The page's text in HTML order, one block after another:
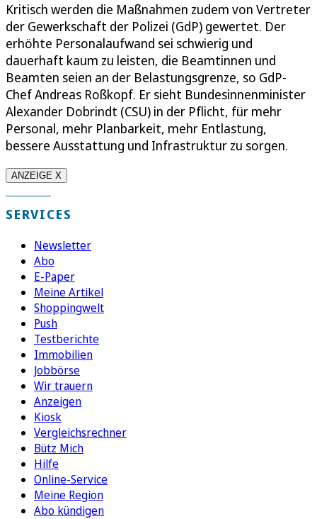
Kritisch werden die Maßnahmen zudem von Vertreter
der Gewerkschaft der Polizei (GdP) gewertet. Der
erhöhte Personalaufwand sei schwierig und
dauerhaft kaum zu leisten, die Beamtinnen und
Beamten seien an der Belastungsgrenze, so GdP-
Chef Andreas Roßkopf. Er sieht Bundesinnenminister
Alexander Dobrindt (CSU) in der Pflicht, für mehr
Personal, mehr Planbarkeit, mehr Entlastung,
bessere Ausstattung und Infrastruktur zu sorgen.
ANZEIGE X
SERVICES
Newsletter
Abo
E-Paper
Meine Artikel
Shoppingwelt
Push
Testberichte
Immobilien
Jobbörse
Wir trauern
Anzeigen
Kiosk
Vergleichsrechner
Bütz Mich
Hilfe
Online-Service
Meine Region
Abo kündigen